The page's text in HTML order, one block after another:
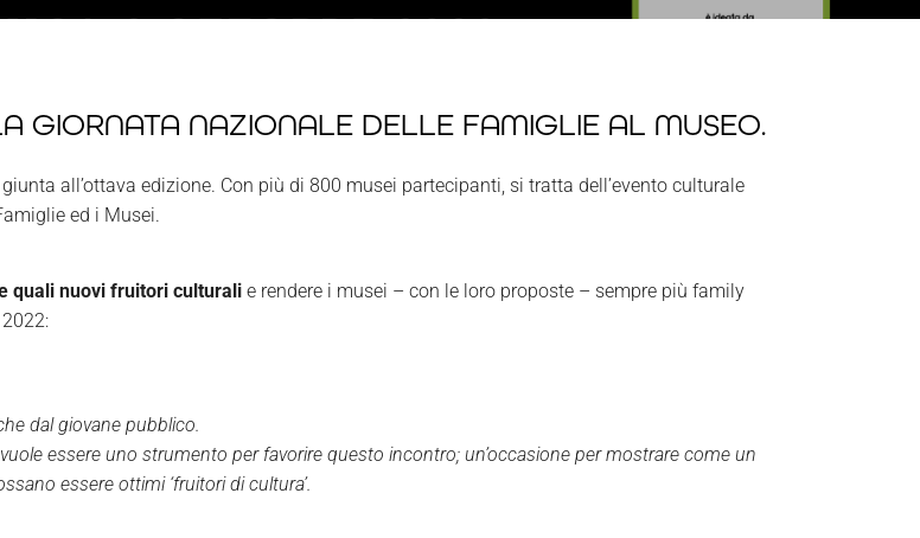
GIORNATA NAZIONALE DELLE FAMIGLIE AL MUSEO.
all’ottava edizione. Con più di 800 musei partecipanti, si tratta dell’evento culturale
ed i Musei.
quali nuovi fruitori culturali e rendere i musei – con le loro proposte – sempre più family
dal giovane pubblico.
essere uno strumento per favorire questo incontro; un’occasione per mostrare come un
essere ottimi ‘fruitori di cultura’.